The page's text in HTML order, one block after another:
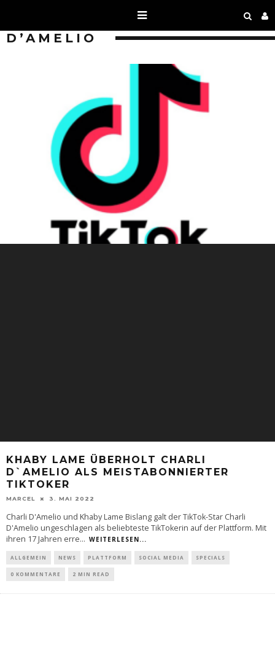
D’AMELIO
KHABY LAME ÜBERHOLT CHARLI
D`AMELIO ALS MEISTABONNIERTER
TIKTOKER
MARCEL 3. MAI 2022
Charli D'Amelio und Khaby Lame Bislang galt der TikTok-Star Charli
D'Amelio ungeschlagen als beliebteste TikTokerin auf der Plattform. Mit
ihren 17 Jahren erre... WEITERLESEN...
ALLGEMEIN NEWS PLATTFORM SOCIAL MEDIA SPECIALS
0 KOMMENTARE 2 MIN READ